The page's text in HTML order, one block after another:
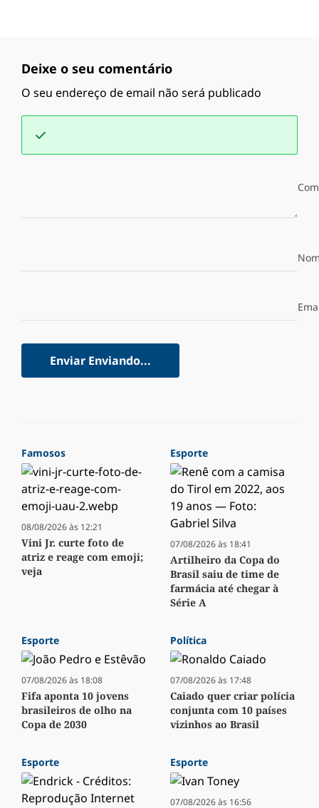
Deixe o seu comentário
O seu endereço de email não será publicado
Enviar Enviando...
Famosos
08/08/2026 às 12:21
Vini Jr. curte foto de
atriz e reage com emoji;
veja
Esporte
07/08/2026 às 18:41
Artilheiro da Copa do
Brasil saiu de time de
farmácia até chegar à
Série A
Esporte
07/08/2026 às 18:08
Fifa aponta 10 jovens
brasileiros de olho na
Copa de 2030
Política
07/08/2026 às 17:48
Caiado quer criar polícia
conjunta com 10 países
vizinhos ao Brasil
Esporte Esporte
07/08/2026 às 16:56